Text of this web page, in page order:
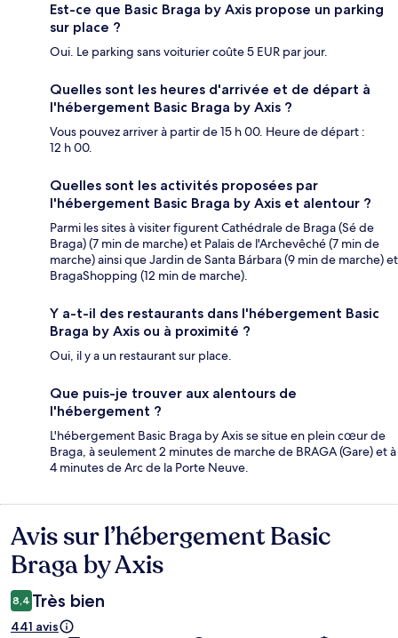
Est-ce que Basic Braga by Axis propose un parking
sur place ?
Oui. Le parking sans voiturier coûte 5 EUR par jour.
Quelles sont les heures d'arrivée et de départ à
l'hébergement Basic Braga by Axis ?
Vous pouvez arriver à partir de 15 h 00. Heure de départ :
12 h 00.
Quelles sont les activités proposées par
l'hébergement Basic Braga by Axis et alentour ?
Parmi les sites à visiter figurent Cathédrale de Braga (Sé de
Braga) (7 min de marche) et Palais de l'Archevêché (7 min de
marche) ainsi que Jardin de Santa Bárbara (9 min de marche) et
BragaShopping (12 min de marche).
Y a-t-il des restaurants dans l'hébergement Basic
Braga by Axis ou à proximité ?
Oui, il y a un restaurant sur place.
Que puis-je trouver aux alentours de
l'hébergement ?
L'hébergement Basic Braga by Axis se situe en plein cœur de
Braga, à seulement 2 minutes de marche de BRAGA (Gare) et à
4 minutes de Arc de la Porte Neuve.
Avis
Avis sur l’hébergement Basic
Braga by Axis
8,4 Très bien
441 avis